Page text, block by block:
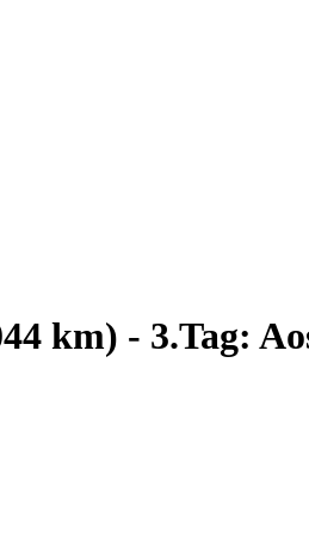
km) - 3.Tag: